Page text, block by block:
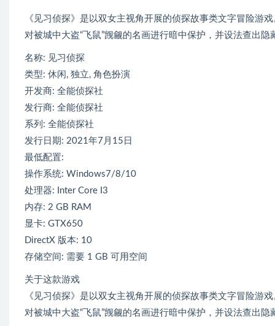
《见习侦探》是以双女主视角开展的侦探故事类文字冒险游
对被城中大盗“飞鼠”觊觎的名画进行暗中保护，并设法查出
名称: 见习侦探
类型: 休闲, 独立, 角色扮演
开发商: 全能侦探社
发行商: 全能侦探社
系列: 全能侦探社
发行日期: 2021年7月15日
最低配置:
操作系统: Windows7/8/10
处理器: Inter Core I3
内存: 2 GB RAM
显卡: GTX650
DirectX 版本: 10
存储空间: 需要 1 GB 可用空间
关于这款游戏
《见习侦探》是以双女主视角开展的侦探故事类文字冒险游
对被城中大盗“飞鼠”觊觎的名画进行暗中保护，并设法查出